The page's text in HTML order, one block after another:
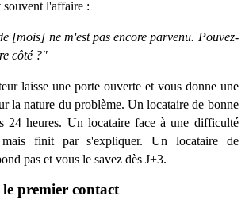
souvent l'affaire :
[mois] ne m'est pas encore parvenu. Pouvez-
côté ?"
laisse une porte ouverte et vous donne une
la nature du problème. Un locataire de bonne
24 heures. Un locataire face à une difficulté
mais finit par s'expliquer. Un locataire de
pas et vous le savez dès J+3.
le premier contact